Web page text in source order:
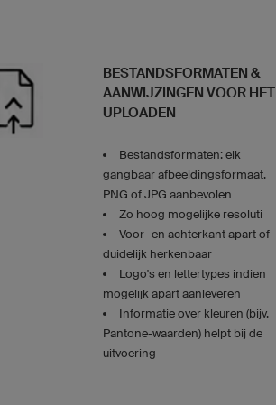
BESTANDSFORMATEN &
AANWIJZINGEN VOOR HET
UPLOADEN
Bestandsformaten: elk
gangbaar afbeeldingsformaat.
PNG of JPG aanbevolen
Zo hoog mogelijke resoluti
Voor- en achterkant apart of
duidelijk herkenbaar
Logo's en lettertypes indien
mogelijk apart aanleveren
Informatie over kleuren (bijv.
Pantone-waarden) helpt bij de
uitvoering